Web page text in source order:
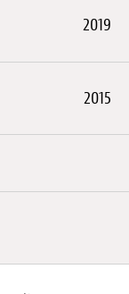
2019
2015